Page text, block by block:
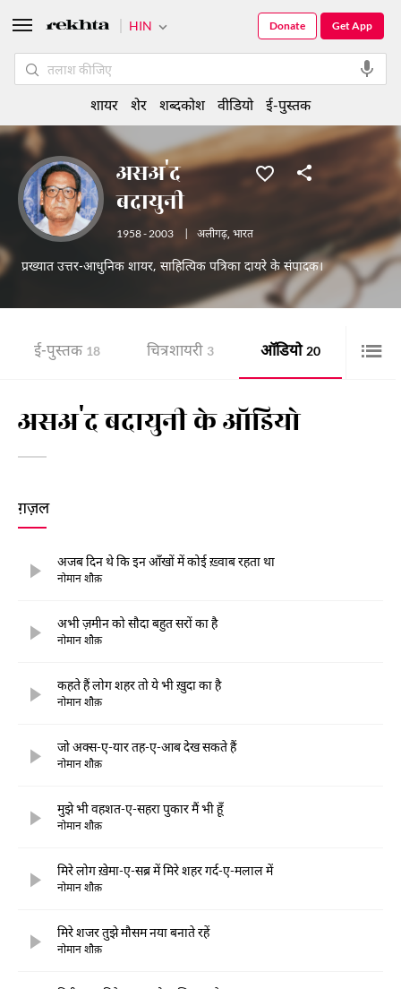
असअ'द
बदायुनी
1958 - 2003 अलीगढ़, भारत
प्रख्यात उत्तर-आधुनिक शायर, साहित्यिक पत्रिका दायरे के संपादक।
ई-पुस्तक 18 चित्र शायरी 3 ऑडियो 20
असअ'द बदायुनी के ऑडियो
ग़ज़ल
अजब दिन थे कि इन आँखों में कोई ख़्वाब रहता था
नोमान शौक़
अभी ज़मीन को सौदा बहुत सरों का है
नोमान शौक़
कहते हैं लोग शहर तो ये भी ख़ुदा का है
नोमान शौक़
जो अक्स-ए-यार तह-ए-आब देख सकते हैं
नोमान शौक़
मुझे भी वहशत-ए-सहरा पुकार मैं भी हूँ
नोमान शौक़
मिरे लोग ख़ेमा-ए-सब्र में मिरे शहर गर्द-ए-मलाल में
नोमान शौक़
मिरे शजर तुझे मौसम नया बनाते रहें
नोमान शौक़
HIN Get App
Donate
शायर शेर शब्दकोश वीडियो ई-पुस्तक